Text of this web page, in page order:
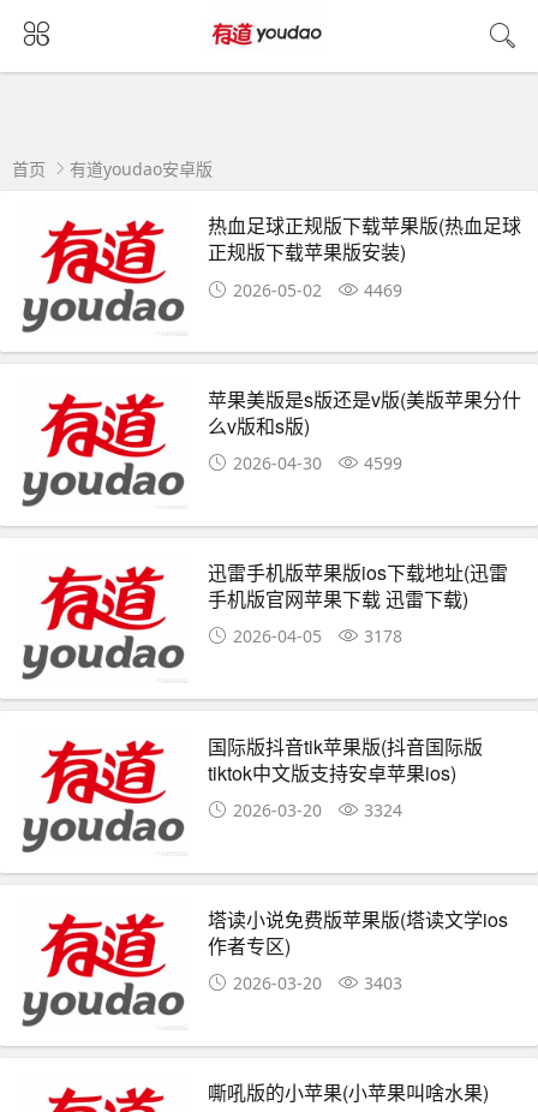
首页 有道youdao安卓版
热血足球正规版下载苹果版(热血足球
正规版下载苹果版安装)
2026-05-02 4469
苹果美版是s版还是v版(美版苹果分什
么v版和s版)
2026-04-30 4599
迅雷手机版苹果版ios下载地址(迅雷
手机版官网苹果下载 迅雷下载)
2026-04-05 3178
国际版抖音tik苹果版(抖音国际版
tiktok中文版支持安卓苹果ios)
2026-03-20 3324
塔读小说免费版苹果版(塔读文学ios
作者专区)
2026-03-20 3403
嘶吼版的小苹果(小苹果叫啥水果)